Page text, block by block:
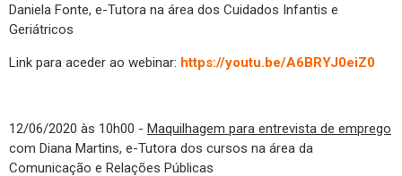
Daniela Fonte, e-Tutora na área dos Cuidados Infantis e
Geriátricos
Link para aceder ao webinar: https://youtu.be/A6BRYJ0eiZ0
12/06/2020 às 10h00 - Maquilhagem para entrevista de emprego
com Diana Martins, e-Tutora dos cursos na área da
Comunicação e Relações Públicas